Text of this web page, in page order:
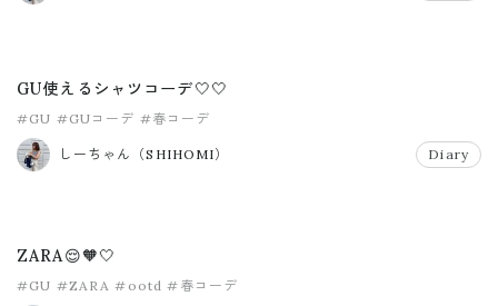
GU使えるシャツコーデ🤍🤍
#GU #GUコーデ #春コーデ
しーちゃん（SHIHOMI） Diary
ZARA😌🧡🤍
#GU #ZARA #ootd #春コーデ